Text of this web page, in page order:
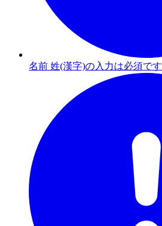
名前 姓(漢字)の入力は必須です